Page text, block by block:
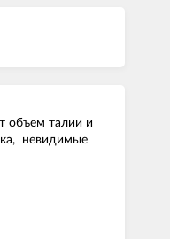
объем талии и
невидимые